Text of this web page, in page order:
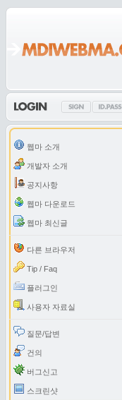
웹마 소개
개발자 소개
공지사항
웹마 다운로드
웹마 최신글
다른 브라우저
Tip / Faq
플러그인
사용자 자료실
질문/답변
건의
버그신고
스크린샷